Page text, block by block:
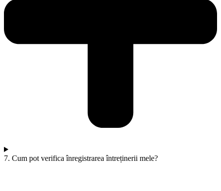
7. Cum pot verifica înregistrarea întreținerii mele?